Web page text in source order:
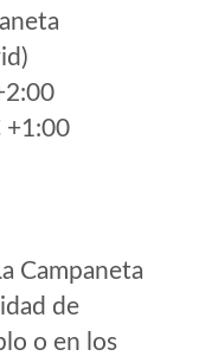
+1:00
Campaneta
de
o en los